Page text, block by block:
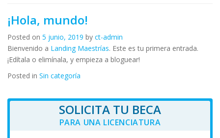
¡Hola, mundo!
Posted on 5 junio, 2019 by ct-admin
Bienvenido a Landing Maestrías. Este es tu primera entrada.
¡Edítala o elimínala, y empieza a bloguear!
Posted in Sin categoría
SOLICITA TU BECA
PARA UNA LICENCIATURA